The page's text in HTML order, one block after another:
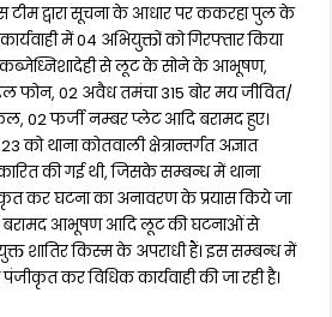
टीम द्वारा सूचना के आधार पर ककरहा पुल के
में 04 अभियुक्तों को गिरफ्तार किया
कब्जेध्निशादेही से लूट के सोने के आभूषण,
फोन, 02 अवैध तमंचा 315 बोर मय जीवित/
02 फर्जी नम्बर प्लेट आदि बरामद हुए।
थाना कोतवाली क्षेत्रान्तर्गत अज्ञात
कारित की गई थी, जिसके सम्बन्ध में थाना
कर घटना का अनावरण के प्रयास किये जा
से बरामद आभूषण आदि लूट की घटनाओं से
शातिर किस्म के अपराधी हैं। इस सम्बन्ध में
कर विधिक कार्यवाही की जा रही है।